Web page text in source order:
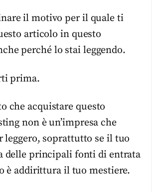
il motivo per il quale ti
articolo in questo
perché lo stai leggendo.
prima.
che acquistare questo
non è un’impresa che
leggero, soprattutto se il tuo
delle principali fonti di entrata
è addirittura il tuo mestiere.